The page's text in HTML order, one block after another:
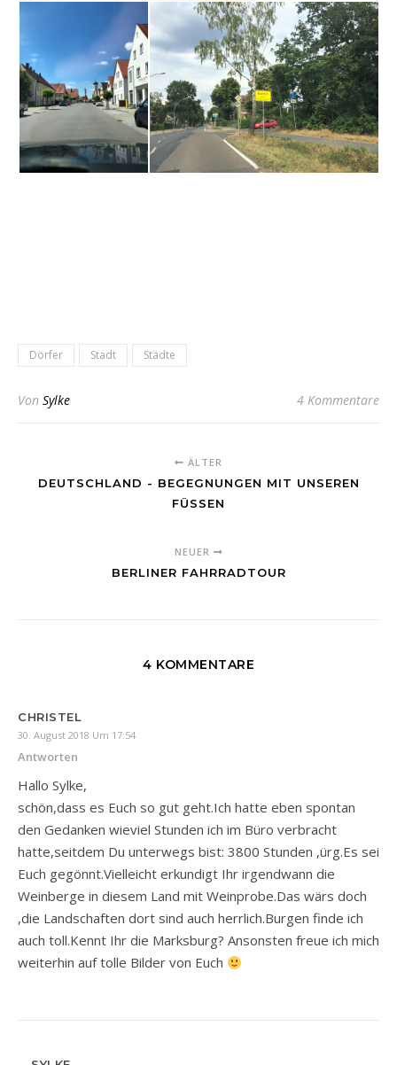
Dörfer Stadt Städte
Von Sylke 4 Kommentare
ÄLTER
DEUTSCHLAND - BEGEGNUNGEN MIT UNSEREN
FÜSSEN
NEUER
BERLINER FAHRRADTOUR
4 KOMMENTARE
CHRISTEL
30. August 2018 Um 17:54
Antworten
Hallo Sylke,
schön,dass es Euch so gut geht.Ich hatte eben spontan
den Gedanken wieviel Stunden ich im Büro verbracht
hatte,seitdem Du unterwegs bist: 3800 Stunden ,ürg.Es sei
Euch gegönnt.Vielleicht erkundigt Ihr irgendwann die
Weinberge in diesem Land mit Weinprobe.Das wärs doch
,die Landschaften dort sind auch herrlich.Burgen finde ich
auch toll.Kennt Ihr die Marksburg? Ansonsten freue ich mich
weiterhin auf tolle Bilder von Euch